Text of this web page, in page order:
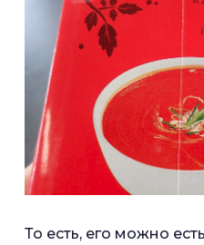
То есть, его можно